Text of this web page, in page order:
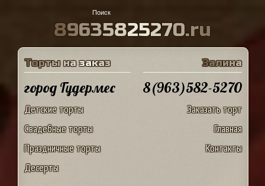
89635825270.ru
Торты на заказ
город Гудермес
Детские торты
Свадебные торты
Праздничные торты
Десерты
Залина
8(963)582-5270
Заказать торт
Главная
Контакты